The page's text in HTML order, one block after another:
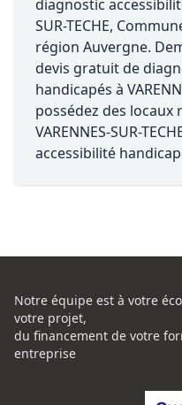
diagnostic
SUR-TECHE,
région Auvergne.
devis gratuit de
handicapés à
possédez des locaux
VARENNES-SUR-
accessibilité
Notre équipe est à votre
votre projet,
du financement de votre
entreprise